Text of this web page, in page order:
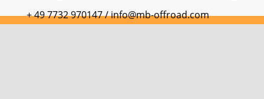
+ 49 7732 970147/info@mb-offroad.com